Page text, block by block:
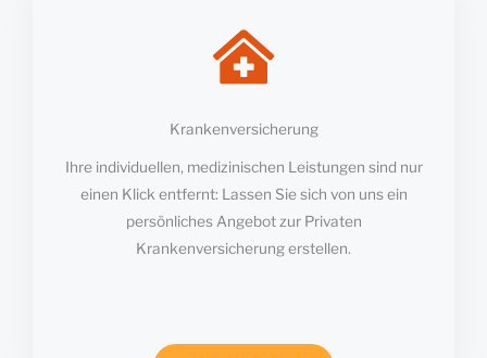
Krankenversicherung
Ihre individuellen, medizinischen Leistungen sind nur
einen Klick entfernt: Lassen Sie sich von uns ein
persönliches Angebot zur Privaten
Krankenversicherung erstellen.